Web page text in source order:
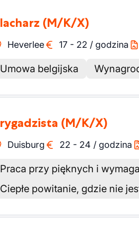
Blacharz (M/K/X)
Heverlee 17 - 22 / godzina
Umowa belgijska
Brygadzista (M/K/X)
Duisburg 22 - 24 / godzina
Praca przy pięknych i
Ciepłe powitanie, gdzie nie